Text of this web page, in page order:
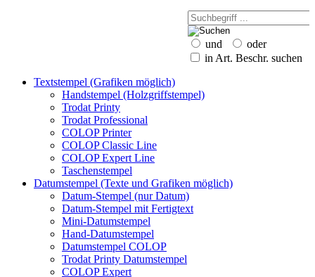
und
oder
in Art. Beschr. suchen
Textstempel (Grafiken möglich)
Handstempel (Holzgriffstempel)
Trodat Printy
Trodat Professional
COLOP Printer
COLOP Classic Line
COLOP Expert Line
Taschenstempel
Datumstempel (Texte und Grafiken möglich)
Datum-Stempel (nur Datum)
Datum-Stempel mit Fertigtext
Mini-Datumstempel
Hand-Datumstempel
Datumstempel COLOP
Trodat Printy Datumstempel
COLOP Expert